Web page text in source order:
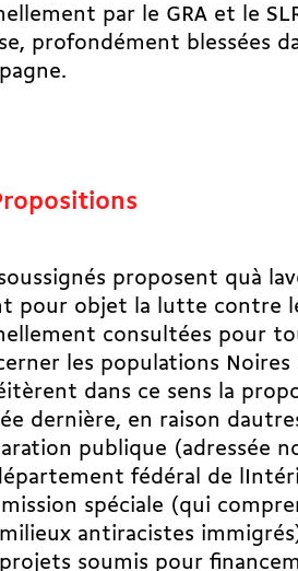
par le GRA et le
profondément blessées
proposent quà
pour objet la lutte contre
consultées pour
les populations Noires
dans ce sens la
dernière, en raison
publique (adressée
fédéral de
spéciale (qui
antiracistes
soumis pour